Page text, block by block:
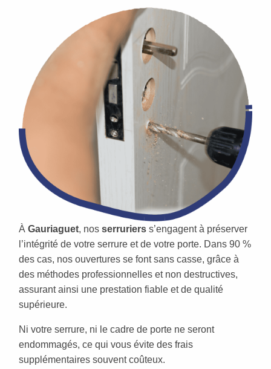
À Gauriaguet, nos serruriers s’engagent à préserver
l’intégrité de votre serrure et de votre porte. Dans 90 %
des cas, nos ouvertures se font sans casse, grâce à
des méthodes professionnelles et non destructives,
assurant ainsi une prestation fiable et de qualité
supérieure.
Ni votre serrure, ni le cadre de porte ne seront
endommagés, ce qui vous évite des frais
supplémentaires souvent coûteux.